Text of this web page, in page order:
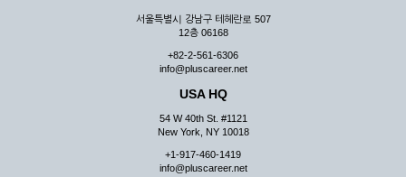
서울특별시 강남구 테헤란로 507
12층 06168
+82-2-561-6306
info@pluscareer.net
USA HQ
54 W 40th St. #1121
New York, NY 10018
+1-917-460-1419
info@pluscareer.net